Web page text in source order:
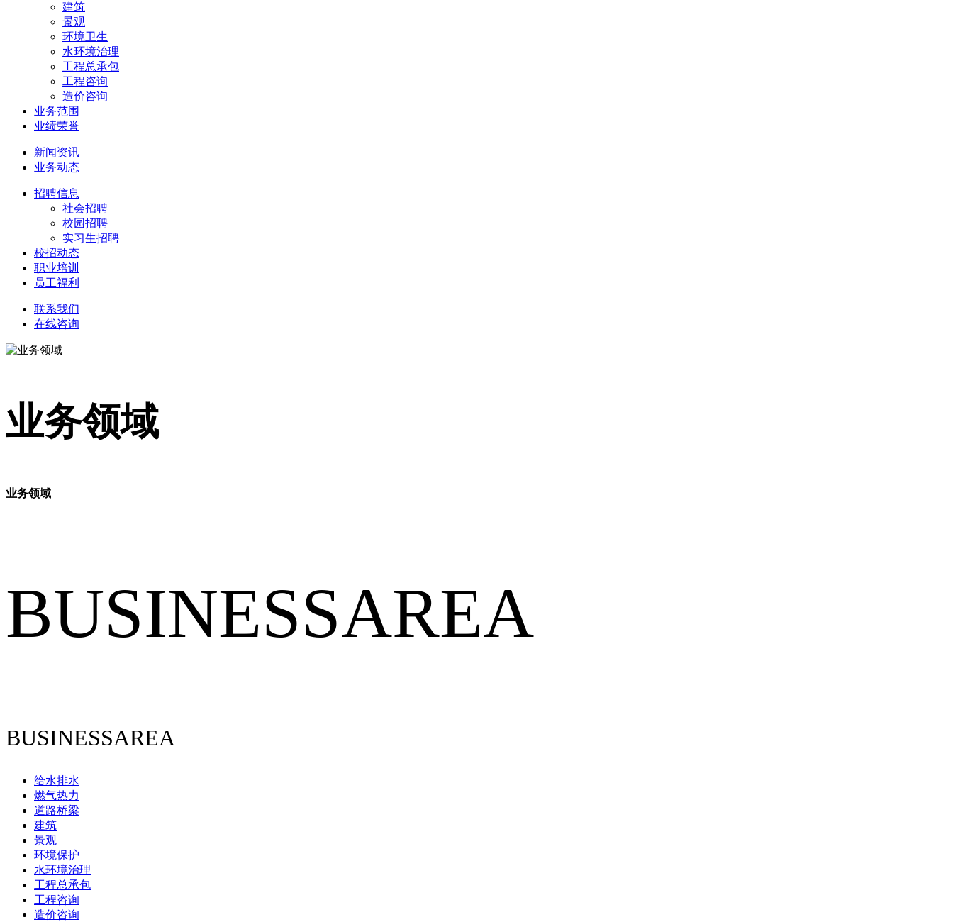
建筑
景观
环境卫生
水环境治理
工程总承包
工程咨询
造价咨询
业务范围
业绩荣誉
新闻资讯
业务动态
招聘信息
社会招聘
校园招聘
实习生招聘
校招动态
职业培训
员工福利
联系我们
在线咨询
业务领域
业务领域
BUSINESSAREA
BUSINESSAREA
给水排水
燃气热力
道路桥梁
建筑
景观
环境保护
水环境治理
工程总承包
工程咨询
造价咨询